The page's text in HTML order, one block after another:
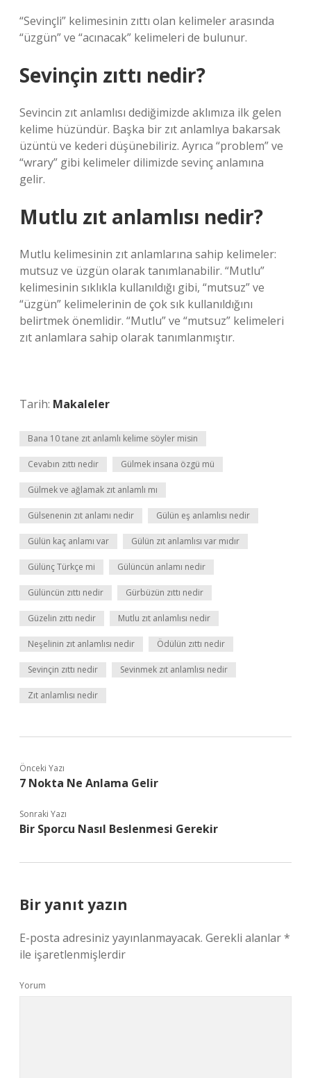
“Sevinçli” kelimesinin zıttı olan kelimeler arasında
“üzgün” ve “acınacak” kelimeleri de bulunur.
Sevinçin zıttı nedir?
Sevincin zıt anlamlısı dediğimizde aklımıza ilk gelen
kelime hüzündür. Başka bir zıt anlamlıya bakarsak
üzüntü ve kederi düşünebiliriz. Ayrıca “problem” ve
“wrary” gibi kelimeler dilimizde sevinç anlamına
gelir.
Mutlu zıt anlamlısı nedir?
Mutlu kelimesinin zıt anlamlarına sahip kelimeler:
mutsuz ve üzgün olarak tanımlanabilir. “Mutlu”
kelimesinin sıklıkla kullanıldığı gibi, “mutsuz” ve
“üzgün” kelimelerinin de çok sık kullanıldığını
belirtmek önemlidir. “Mutlu” ve “mutsuz” kelimeleri
zıt anlamlara sahip olarak tanımlanmıştır.
Tarih: Makaleler
Bana 10 tane zıt anlamlı kelime söyler misin
Cevabın zıttı nedir Gülmek insana özgü mü
Gülmek ve ağlamak zıt anlamlı mı
Gülsenenin zıt anlamı nedir Gülün eş anlamlısı nedir
Gülün kaç anlamı var Gülün zıt anlamlısı var mıdır
Gülünç Türkçe mi Gülüncün anlamı nedir
Gülüncün zıttı nedir Gürbüzün zıttı nedir
Güzelin zıttı nedir Mutlu zıt anlamlısı nedir
Neşelinin zıt anlamlısı nedir Ödülün zıttı nedir
Sevinçin zıttı nedir Sevinmek zıt anlamlısı nedir
Zıt anlamlısı nedir
Önceki Yazı
7 Nokta Ne Anlama Gelir
Sonraki Yazı
Bir Sporcu Nasıl Beslenmesi Gerekir
Bir yanıt yazın
E-posta adresiniz yayınlanmayacak. Gerekli alanlar*
ile işaretlenmişlerdir
Yorum